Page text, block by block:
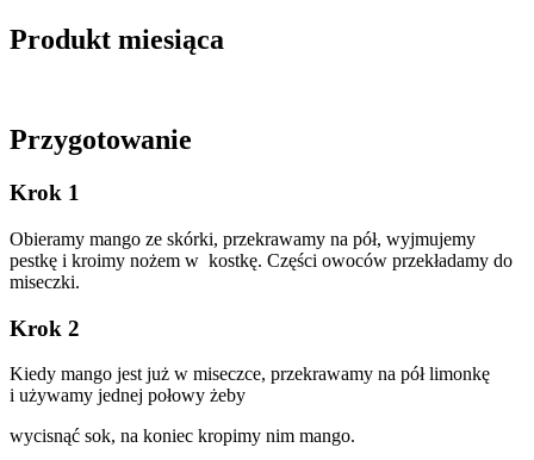
Produkt miesiąca
Przygotowanie
Krok 1
Obieramy mango ze skórki, przekrawamy na pół, wyjmujemy
pestkę i kroimy nożem w kostkę. Części owoców przekładamy do
miseczki.
Krok 2
Kiedy mango jest już w miseczce, przekrawamy na pół limonkę
i używamy jednej połowy żeby
wycisnąć sok, na koniec kropimy nim mango.